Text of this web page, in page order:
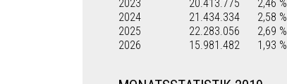
2023
20.413.775 2,46 %
2024
21.434.334 2,58 %
2025
22.283.056 2,69 %
2026
15.981.482 1,93 %